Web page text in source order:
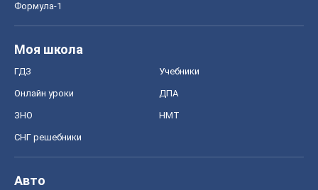
Формула-1
Моя школа
ГДЗ Учебники
Онлайн уроки ДПА
ЗНО НМТ
СНГ решебники
Авто